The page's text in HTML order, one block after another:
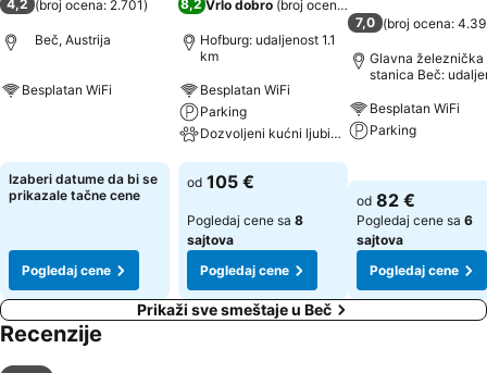
4,2 (broj ocena: 2.701)
Beč, Austrija
Besplatan WiFi
Izaberi datume da bi se
prikazale tačne cene
Pogledaj cene
8,2 Vrlo dobro (broj ocena: 7.298
Hofburg: udaljenost 1.1
km
Besplatan WiFi
Parking
Dozvoljeni kućni ljubimci
Pogledaj cene
od 105 €
Pogledaj cene sa 8
sajtova
Pogledaj cene
7,0 (broj ocena:
Glavna železnička
stanica Beč:
Besplatan WiFi
Parking
Pogledaj cene
od 82 €
Pogledaj cene sa 6
sajtova
Pogledaj cene
Prikaži sve smeštaje u Beč
Recenzije